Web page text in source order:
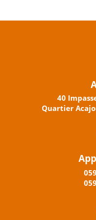
40
Quartier